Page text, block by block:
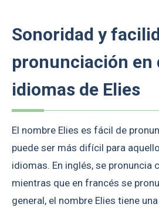
Sonoridad y
pronunciación en
idiomas de Elies
El nombre Elies es fácil de
puede ser más difícil para
idiomas. En inglés, se pronuncia
mientras que en francés se
general, el nombre Elies tiene